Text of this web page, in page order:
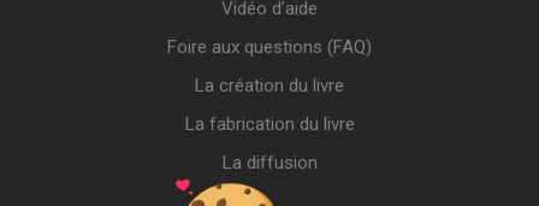
Vidéo d’aide
Foire aux questions (FAQ)
La création du livre
La fabrication du livre
La diffusion